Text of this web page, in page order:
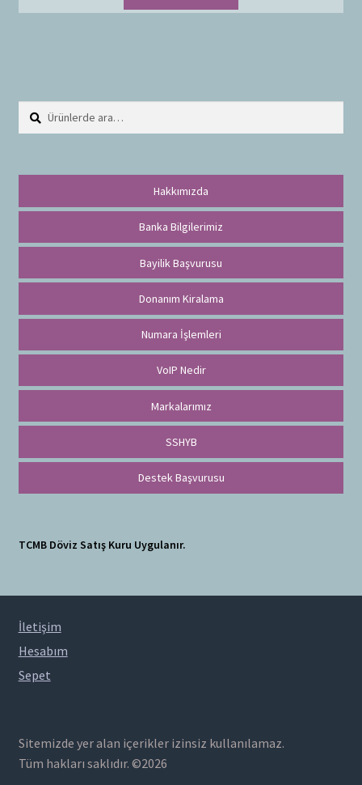
Ara:
Hakkımızda
Banka Bilgilerimiz
Bayilik Başvurusu
Donanım Kiralama
Numara İşlemleri
VoIP Nedir
Markalarımız
SSHYB
Destek Başvurusu
TCMB Döviz Satış Kuru Uygulanır.
İletişim
Hesabım
Sepet
Sitemizde yer alan içerikler izinsiz kullanılamaz.
Tüm hakları saklıdır. ©2026